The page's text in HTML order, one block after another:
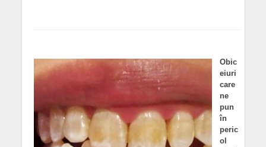
Obic
eiuri
care
ne
pun
în
peric
ol